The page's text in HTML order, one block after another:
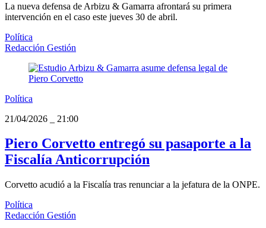
La nueva defensa de Arbizu & Gamarra afrontará su primera
intervención en el caso este jueves 30 de abril.
Política
Redacción Gestión
Política
21/04/2026
21:00
Piero Corvetto entregó su pasaporte a la
Fiscalía Anticorrupción
Corvetto acudió a la Fiscalía tras renunciar a la jefatura de la ONPE.
Política
Redacción Gestión